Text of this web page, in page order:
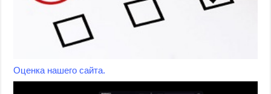
Оценка нашего сайта.